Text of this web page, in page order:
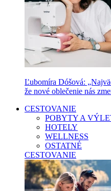
Ľubomíra Dóšová:
že nové oblečenie nás
CESTOVANIE
POBYTY A
HOTELY
WELLNESS
OSTATNÉ
CESTOVANIE